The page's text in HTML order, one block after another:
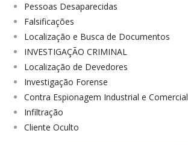
Pessoas Desaparecidas
Falsificações
Localização e Busca de Documentos
INVESTIGAÇÃO CRIMINAL
Localização de Devedores
Investigação Forense
Contra Espionagem Industrial e Comercial
Infiltração
Cliente Oculto